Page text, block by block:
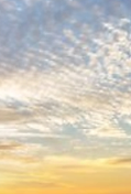
do Carmo